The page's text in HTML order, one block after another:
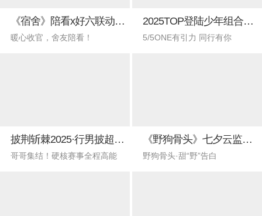
《宿舍》陪看x好六联动直播
暖心收官，舍友陪看！
2025TOP登陆少年组合演唱会
5/5ONE有引力 同行有你
披荆斩棘2025·行男披超联赛
哥哥集结！硬核赛事全程高能​​
《野狗骨头》七夕云监工直播
野狗骨头·甜“野”告白